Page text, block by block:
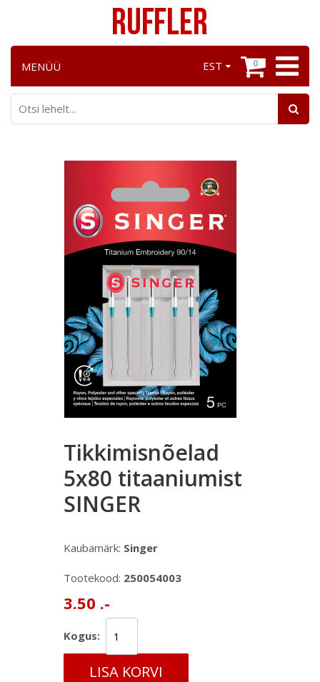
EST 0
MENÜÜ
Tikkimisnõelad
5x80 titaaniumist
SINGER
Kaubamärk: Singer
Tootekood: 250054003
3.50 .-
Kogus:
LISA KORVI